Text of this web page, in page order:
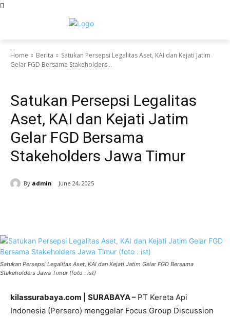
Home Berita
Satukan Persepsi Legalitas Aset, KAI dan Kejati Jatim
Gelar FGD Bersama Stakeholders...
Satukan Persepsi Legalitas
Aset, KAI dan Kejati Jatim
Gelar FGD Bersama
Stakeholders Jawa Timur
By admin June 24, 2025
Satukan Persepsi Legalitas Aset, KAI dan Kejati Jatim Gelar FGD Bersama
Stakeholders Jawa Timur (foto : ist)
kilassurabaya.com | SURABAYA – PT Kereta Api
Indonesia (Persero) menggelar Focus Group Discussion